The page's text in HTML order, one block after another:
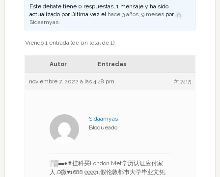
Este debate tiene 0 respuestas, 1 mensaje y ha sido
actualizado por última vez el hace 3 años, 9 meses por
Sidaamyas.
Viendo 1 entrada (de un total de 1)
Autor Entradas
noviembre 7, 2022 a las 4:48 pm #17415
Sidaamyas
Bloqueado
░▒▬♦✟挂科买London Met学历认证应付家
人,Q微♥1688 99991,假伦敦都市大学毕业文凭,